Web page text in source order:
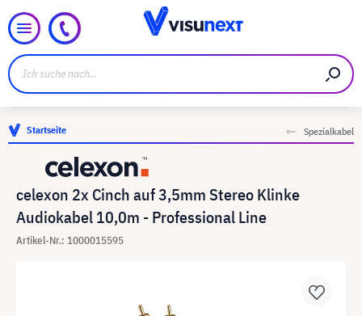
Startseite Spezialkabel
celexon 2x Cinch auf 3,5mm Stereo Klinke
Audiokabel 10,0m - Professional Line
Artikel-Nr.: 1000015595